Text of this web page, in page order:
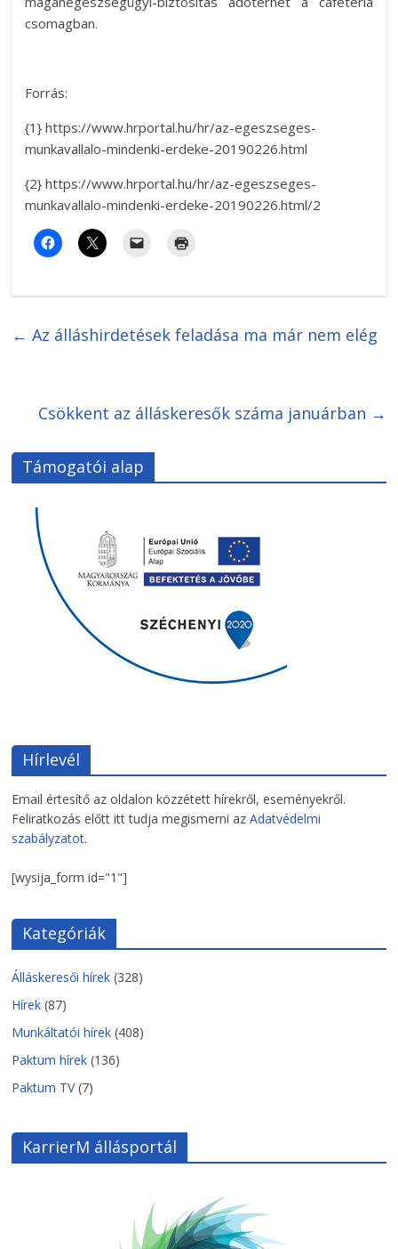
csomagban.
Forrás:
{1} https://www.hrportal.hu/hr/az-egeszseges-
munkavallalo-mindenki-erdeke-20190226.html
{2} https://www.hrportal.hu/hr/az-egeszseges-
munkavallalo-mindenki-erdeke-20190226.html/2
← Az álláshirdetések feladása ma már nem elég
Csökkent az álláskeresők száma januárban →
Támogatói alap
Hírlevél
Email értesítő az oldalon közzétett hírekről, eseményekről.
Feliratkozás előtt itt tudja megismerni azAdatvédelmi
szabályzatot.
[wysija_form id="1"]
Kategóriák
Álláskeresői hírek (328)
Hírek (87)
Munkáltatói hírek (408)
Paktum hírek (136)
Paktum TV(7)
KarrierM állásportál